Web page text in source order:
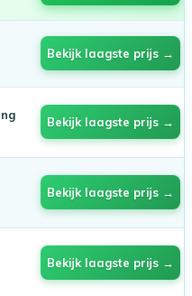
Bekijk laagste prijs →
Bekijk laagste prijs →
Bekijk laagste prijs →
Bekijk laagste prijs →